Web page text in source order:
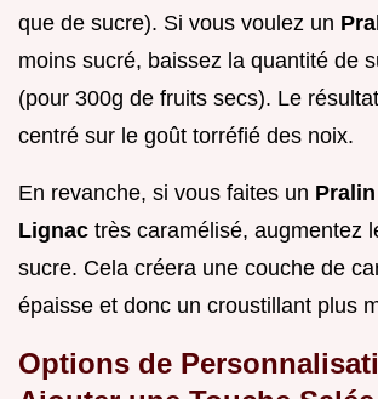
que de sucre). Si vous voulez un
moins sucré, baissez la quantité de
(pour 300g de fruits secs). Le
centré sur le goût torréfié des noix.
En revanche, si vous faites un
Lignac très caramélisé, augmentez
sucre. Cela créera une couche de
épaisse et donc un croustillant plus
Options de